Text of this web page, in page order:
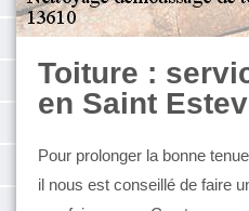
Toiture :
en Saint
Pour prolonger la bonne
il nous est conseillé de faire